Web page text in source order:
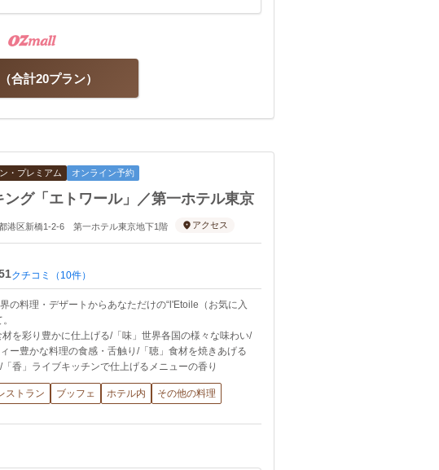
合計20プラン
・プレミアム オンライン予約
ング「エトワール」／第一ホテル東京
港区新橋1-2-6 第一ホテル東京地下1階 アクセス
クチコミ（10件）
の料理・デザートからあなただけの“l'Etoile（お気に入
材を彩り豊かに仕上げる/「味」世界各国の様々な味わい/
ィー豊かな料理の食感・舌触り/「聴」食材を焼きあげる
香」ライブキッチンで仕上げるメニューの香り
ストラン ブッフェ ホテル内 その他の料理